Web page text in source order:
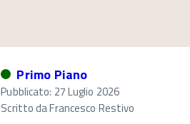
Primo Piano
Pubblicato: 27 Luglio 2026
Scritto daFrancesco Restivo